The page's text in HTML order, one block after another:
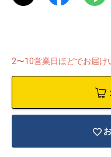
2〜10営業日ほどでお届け
ッズ